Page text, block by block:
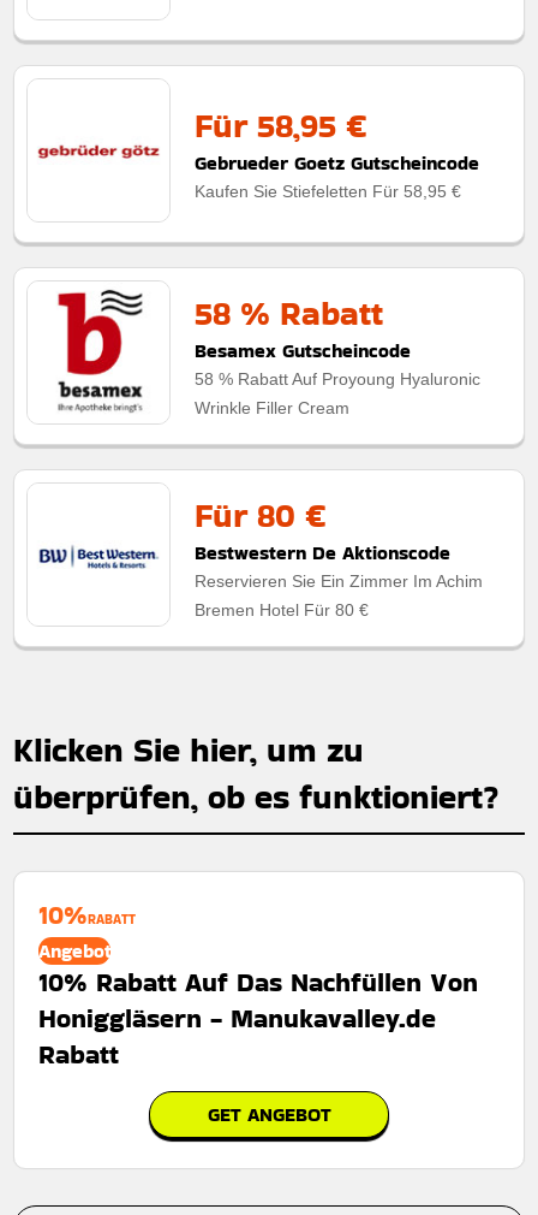
Für 58,95 €
Gebrueder Goetz Gutscheincode
Kaufen Sie Stiefeletten Für 58,95 €
58 % Rabatt
Besamex Gutscheincode
58 % Rabatt Auf Proyoung Hyaluronic
Wrinkle Filler Cream
Für 80 €
Bestwestern De Aktionscode
Reservieren Sie Ein Zimmer Im Achim
Bremen Hotel Für 80 €
Klicken Sie hier, um zu
überprüfen, ob es funktioniert?
10%RABATT
Angebot
10% Rabatt Auf Das Nachfüllen Von
Honiggläsern - Manukavalley.de
Rabatt
GET ANGEBOT